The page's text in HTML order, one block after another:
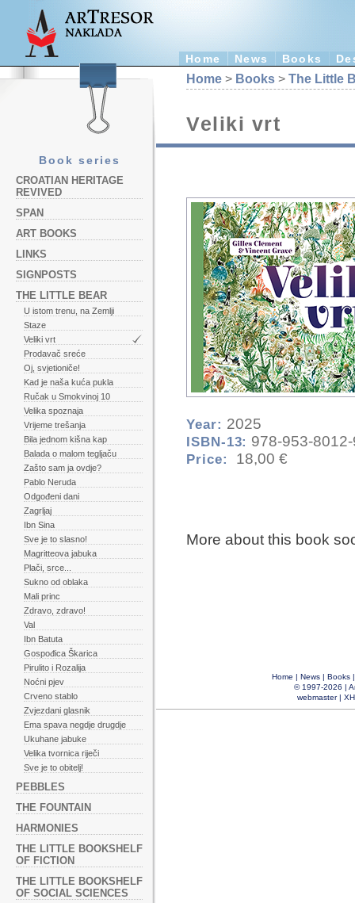
Home News Books
Book series
CROATIAN HERITAGE
REVIVED
SPAN
ART BOOKS
LINKS
SIGNPOSTS
THE LITTLE BEAR
U istom trenu, na Zemlji
Staze
Veliki vrt
Prodavač sreće
Oj, svjetioniče!
Kad je naša kuća pukla
Ručak u Smokvinoj 10
Velika spoznaja
Vrijeme trešanja
Bila jednom kišna kap
Balada o malom tegljaču
Zašto sam ja ovdje?
Pablo Neruda
Odgođeni dani
Zagrljaj
Ibn Sina
Sve je to slasno!
Magritteova jabuka
Plači, srce...
Sukno od oblaka
Mali princ
Zdravo, zdravo!
Val
Ibn Batuta
Gospođica Škarica
Pirulito i Rozalija
Noćni pjev
Crveno stablo
Zvjezdani glasnik
Ema spava negdje drugdje
Ukuhane jabuke
Velika tvornica riječi
Sve je to obitelj!
PEBBLES
THE FOUNTAIN
HARMONIES
THE LITTLE BOOKSHELF
OF FICTION
THE LITTLE BOOKSHELF
OF SOCIAL SCIENCES
Home > Books > The Little
Veliki vrt
Year: 2025
ISBN-13: 978-953-
Price: 18,00 €
More about this book
Home | News| Books
© 1997-2026 |
webmaster|